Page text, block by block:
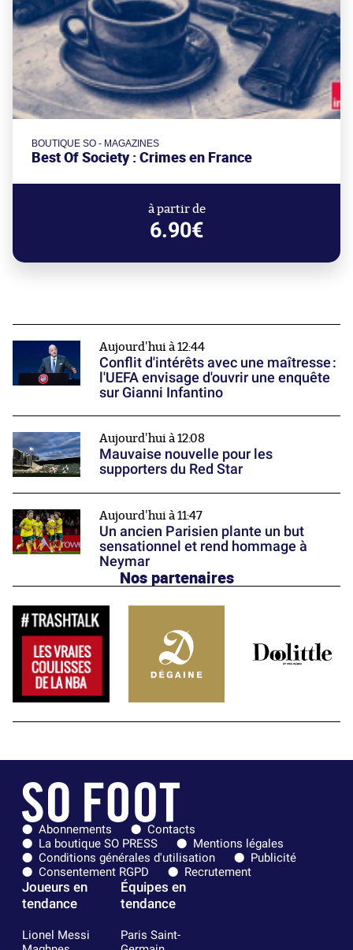
BOUTIQUE SO - MAGAZINES
Best Of Society : Crimes en France
à partir de
6.90€
Aujourd'hui à 12:44
Conflit d'intérêts avec une maîtresse :
l'UEFA envisage d'ouvrir une enquête
sur Gianni Infantino
Aujourd'hui à 12:08
Mauvaise nouvelle pour les
supporters du Red Star
Aujourd'hui à 11:47
Un ancien Parisien plante un but
sensationnel et rend hommage à
Neymar
Nos partenaires
Abonnements
Contacts
La boutique SO PRESS
Mentions légales
Conditions générales d'utilisation
Publicité
Consentement RGPD
Recrutement
Joueurs en
tendance
Lionel Messi
Équipes en
tendance
Paris Saint-